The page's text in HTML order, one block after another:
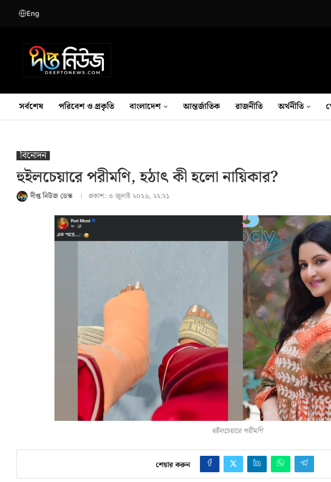
Eng
সর্বশেষ পরিবেশ ও প্রকৃতি বাংলাদেশ আন্তর্জাতিক রাজনীতি অর্থনীতি
বিনোদন
হুইলচেয়ারে পরীমণি, হঠাৎ কী হলো নায়িকার?
দীপ্ত নিউজ ডেস্ক প্রকাশ:৩ জুলাই ২০২৬, ২২:২১
হুইলচেয়ারে পরীমণি
শেয়ার করুন